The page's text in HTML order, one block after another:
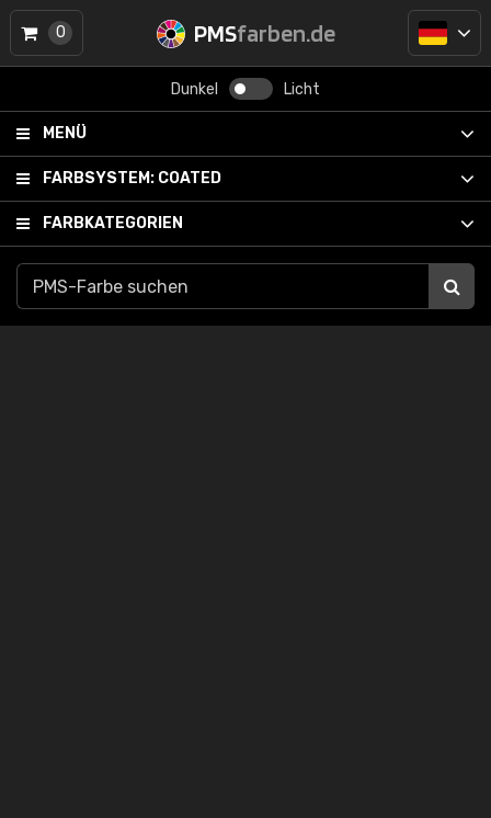
PMSfarben.de
Dunkel Licht
MENÜ
FARBSYSTEM: COATED
FARBKATEGORIEN
0